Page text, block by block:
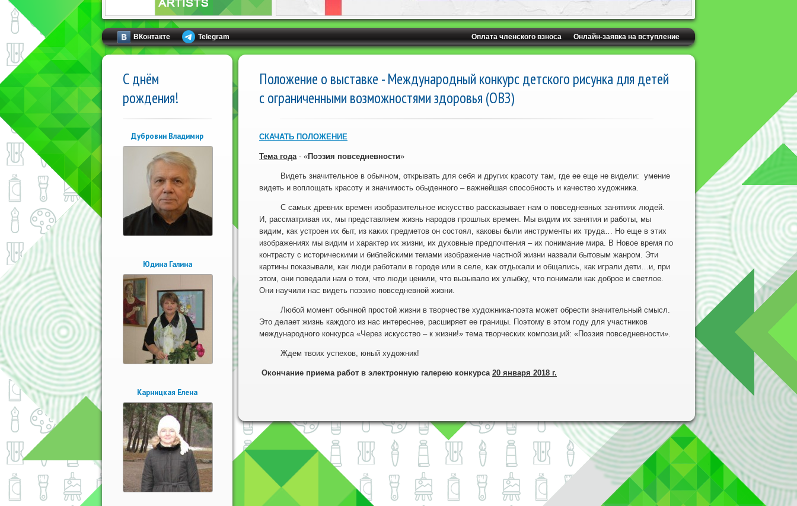
ВКонтакте Telegram Онлайн-заявка на вступление
Оплата членского взноса
С днём
рождения!
Дубровин Владимир
Юдина Галина
Карницкая Елена
Положение о выставке - Международный конкурс детского рисунка для детей
с ограниченными возможностями здоровья (ОВЗ)
СКАЧАТЬ ПОЛОЖЕНИЕ
Тема года- «Поэзия повседневности»
Видеть значительное в обычном, открывать для себя и других красоту там, где ее еще не видели: умение
видеть и воплощать красоту и значимость обыденного – важнейшая способность и качество художника.
С самых древних времен изобразительное искусство рассказывает нам о повседневных занятиях людей.
И, рассматривая их, мы представляем жизнь народов прошлых времен. Мы видим их занятия и работы, мы
видим, как устроен их быт, из каких предметов он состоял, каковы были инструменты их труда… Но еще в этих
изображениях мы видим и характер их жизни, их духовные предпочтения – их понимание мира. В Новое время по
контрасту с историческими и библейскими темами изображение частной жизни назвали бытовым жанром. Эти
картины показывали, как люди работали в городе или в селе, как отдыхали и общались, как играли дети…и, при
этом, они поведали нам о том, что люди ценили, что вызывало их улыбку, что понимали как доброе и светлое.
Они научили нас видеть поэзию повседневной жизни.
Любой момент обычной простой жизни в творчестве художника-поэта может обрести значительный смысл.
Это делает жизнь каждого из нас интереснее, расширяет ее границы. Поэтому в этом году для участников
международного конкурса «Через искусство – к жизни!» тема творческих композиций: «Поэзия повседневности».
Ждем твоих успехов, юный художник!
Окончание приема работ в электронную галерею конкурса 20 января 2018 г.